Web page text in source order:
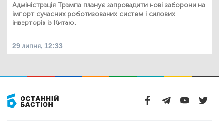
Адміністрація Трампа планує запровадити нові заборони на
імпорт сучасних роботизованих систем і силових
інверторів із Китаю.
29 липня, 12:33